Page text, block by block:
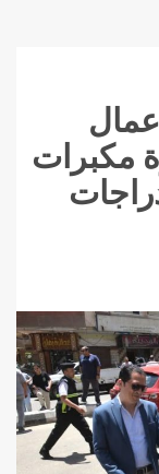
مكبرات